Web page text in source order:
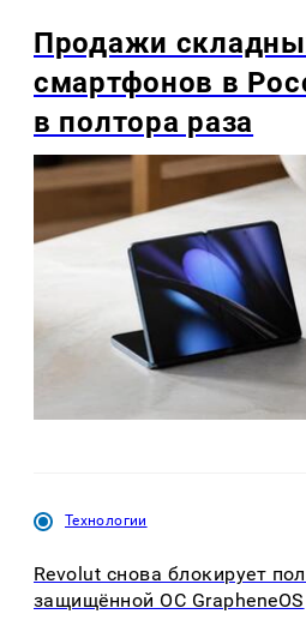
Продажи
смартфонов в
в полтора раза
Технологии
Revolut снова блокирует
защищённой ОС GrapheneOS